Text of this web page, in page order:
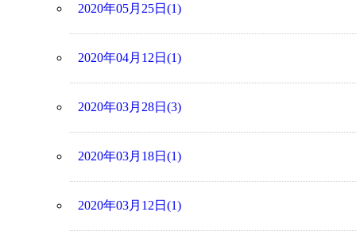
2020年05月25日(1)
2020年04月12日(1)
2020年03月28日(3)
2020年03月18日(1)
2020年03月12日(1)